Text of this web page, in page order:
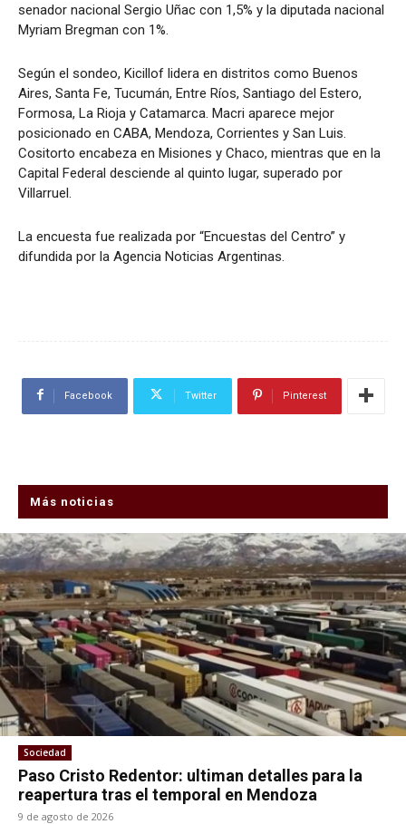
senador nacional Sergio Uñac con 1,5% y la diputada nacional
Myriam Bregman con 1%.
Según el sondeo, Kicillof lidera en distritos como Buenos
Aires, Santa Fe, Tucumán, Entre Ríos, Santiago del Estero,
Formosa, La Rioja y Catamarca. Macri aparece mejor
posicionado en CABA, Mendoza, Corrientes y San Luis.
Cositorto encabeza en Misiones y Chaco, mientras que en la
Capital Federal desciende al quinto lugar, superado por
Villarruel.
La encuesta fue realizada por “Encuestas del Centro” y
difundida por la Agencia Noticias Argentinas.
Facebook Twitter Pinterest
Más noticias
Sociedad
Paso Cristo Redentor: ultiman detalles para la
reapertura tras el temporal en Mendoza
9 de agosto de 2026